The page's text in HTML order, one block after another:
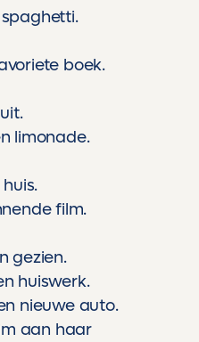
boek.
limonade.
film.
gezien.
huiswerk.
nieuwe auto.
aan haar